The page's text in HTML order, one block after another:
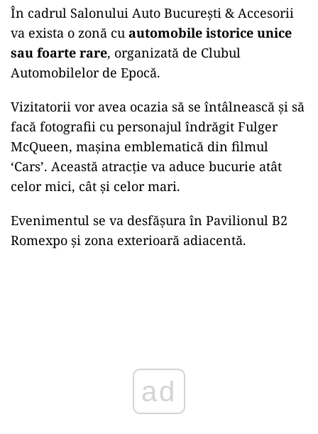
În cadrul Salonului Auto Bucureşti & Accesorii
va exista o zonă cu automobile istorice unice
sau foarte rare, organizată de Clubul
Automobilelor de Epocă.
Vizitatorii vor avea ocazia să se întâlnească şi să
facă fotografii cu personajul îndrăgit Fulger
McQueen, maşina emblematică din filmul
‘Cars’. Această atracţie va aduce bucurie atât
celor mici, cât şi celor mari.
Evenimentul se va desfăşura în Pavilionul B2
Romexpo şi zona exterioară adiacentă.
ad